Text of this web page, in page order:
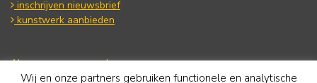
inschrijven nieuwsbrief
kunstwerk aanbieden
Algemene voorwaarden
Privacy statement
Wij en onze partners gebruiken functionele en analytische